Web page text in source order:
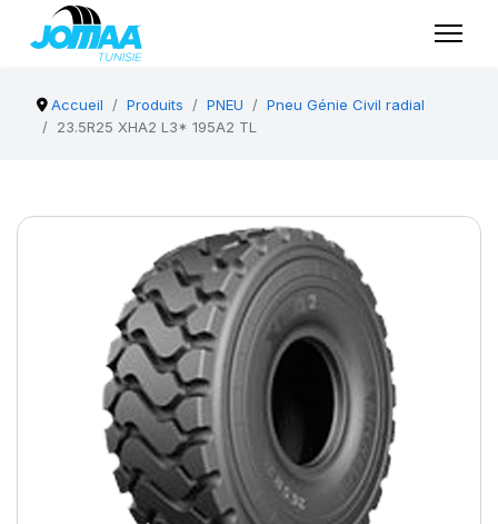
Accueil Produits PNEU
Pneu Génie Civil radial
23.5R25 XHA2 L3* 195A2 TL